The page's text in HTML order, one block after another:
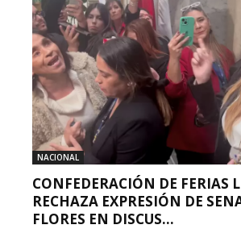
NACIONAL
CONFEDERACIÓN DE FERIAS
RECHAZA EXPRESIÓN DE
FLORES EN DISCUS...